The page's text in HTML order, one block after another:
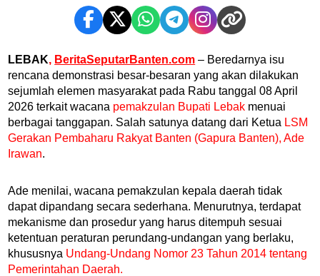
LEBAK, BeritaSeputarBanten.com – Beredarnya isu
rencana demonstrasi besar-besaran yang akan dilakukan
sejumlah elemen masyarakat pada Rabu tanggal 08 April
2026 terkait wacana pemakzulan Bupati Lebak menuai
berbagai tanggapan. Salah satunya datang dari Ketua LSM
Gerakan Pembaharu Rakyat Banten (Gapura Banten), Ade
Irawan.
Ade menilai, wacana pemakzulan kepala daerah tidak
dapat dipandang secara sederhana. Menurutnya, terdapat
mekanisme dan prosedur yang harus ditempuh sesuai
ketentuan peraturan perundang-undangan yang berlaku,
khususnya Undang-Undang Nomor 23 Tahun 2014 tentang
Pemerintahan Daerah.